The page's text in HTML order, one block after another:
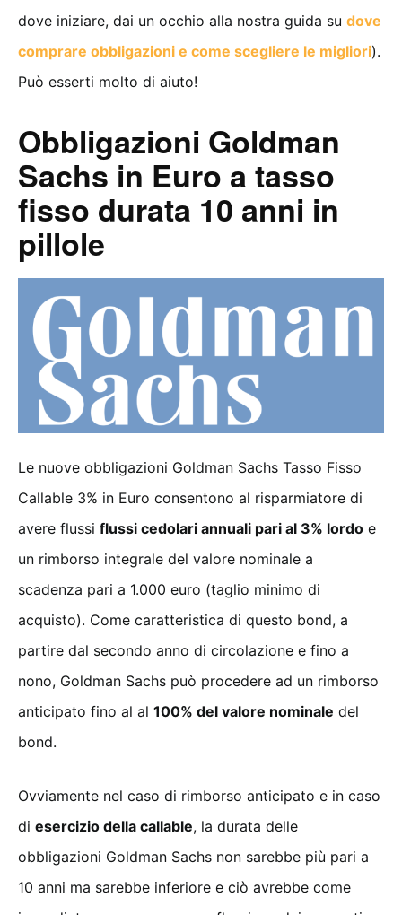
dove iniziare, dai un occhio alla nostra guida su dove
comprare obbligazioni e come scegliere le migliori).
Può esserti molto di aiuto!
Obbligazioni Goldman
Sachs in Euro a tasso
fisso durata 10 anni in
pillole
Le nuove obbligazioni Goldman Sachs Tasso Fisso
Callable 3% in Euro consentono al risparmiatore di
avere flussi flussi cedolari annuali pari al 3% lordo e
un rimborso integrale del valore nominale a
scadenza pari a 1.000 euro (taglio minimo di
acquisto). Come caratteristica di questo bond, a
partire dal secondo anno di circolazione e fino a
nono, Goldman Sachs può procedere ad un rimborso
anticipato fino al al 100% del valore nominale del
bond.
Ovviamente nel caso di rimborso anticipato e in caso
di esercizio della callable, la durata delle
obbligazioni Goldman Sachs non sarebbe più pari a
10 anni ma sarebbe inferiore e ciò avrebbe come